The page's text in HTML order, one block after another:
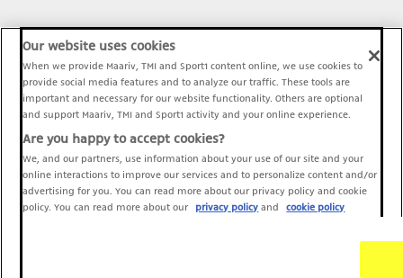
Our website uses cookies
When we provide Maariv, TMI and Sport1 content online, we use cookies to
provide social media features and to analyze our traffic. These tools are
important and necessary for our website functionality. Others are optional
and support Maariv, TMI and Sport1 activity and your online experience.
Are you happy to accept cookies?
We, and our partners, use information about your use of our site and your
online interactions to improve our services and to personalize content and/or
advertising for you. You can read more about our privacy policy and cookie
policy. You can read more about our
privacy policy and cookie policy